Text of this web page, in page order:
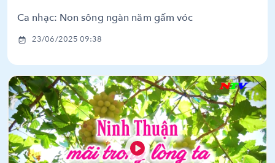
Ca nhạc: Non sông ngàn năm gấm vóc
23/06/2025 09:38